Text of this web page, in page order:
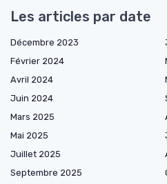
Les articles par date
Décembre 2023
Février 2024
Avril 2024
Juin 2024
Mars 2025
Mai 2025
Juillet 2025
Septembre 2025